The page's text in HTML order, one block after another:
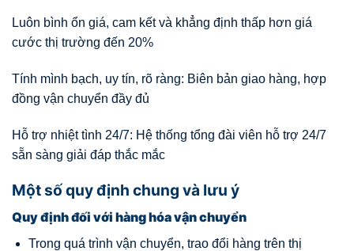
Luôn bình ổn giá, cam kết và khẳng định thấp hơn giá
cước thị trường đến 20%
Tính mình bạch, uy tín, rõ ràng: Biên bản giao hàng, hợp
đồng vận chuyển đầy đủ
Hỗ trợ nhiệt tình 24/7: Hệ thống tổng đài viên hỗ trợ 24/7
sẵn sàng giải đáp thắc mắc
Một số quy định chung và lưu ý
Quy định đối với hàng hóa vận chuyển
Trong quá trình vận chuyển, trao đổi hàng trên thị